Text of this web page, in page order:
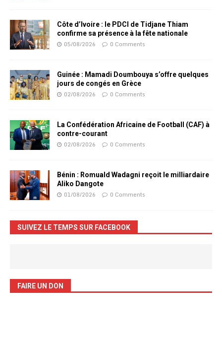
Côte d’Ivoire : le PDCI de Tidjane Thiam
confirme sa présence à la fête nationale
05/08/2026 0 Comments
Guinée : Mamadi Doumbouya s’offre quelques
jours de congés en Grèce
02/08/2026 0 Comments
La Confédération Africaine de Football (CAF) à
contre-courant
02/08/2026 0 Comments
Bénin : Romuald Wadagni reçoit le milliardaire
Aliko Dangote
01/08/2026 0 Comments
SUIVEZ LE TEMPS SUR FACEBOOK
FAIRE UN DON